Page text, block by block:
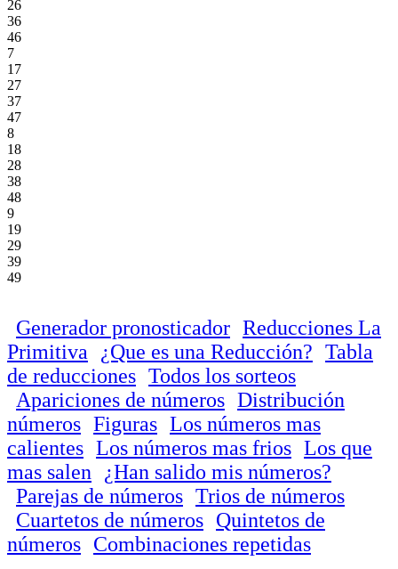
26
36
46
7
17
27
37
47
8
18
28
38
48
9
19
29
39
49
Generador pronosticador Reducciones La
Primitiva
¿Que es una Reducción? Tabla
de reducciones Todos los sorteos
Apariciones de números Distribución
números Figuras Los números mas
calientes Los números mas frios Los que
mas salen
¿Han salido mis números?
Parejas de números Trios de números
Cuartetos de números Quintetos de
números Combinaciones repetidas